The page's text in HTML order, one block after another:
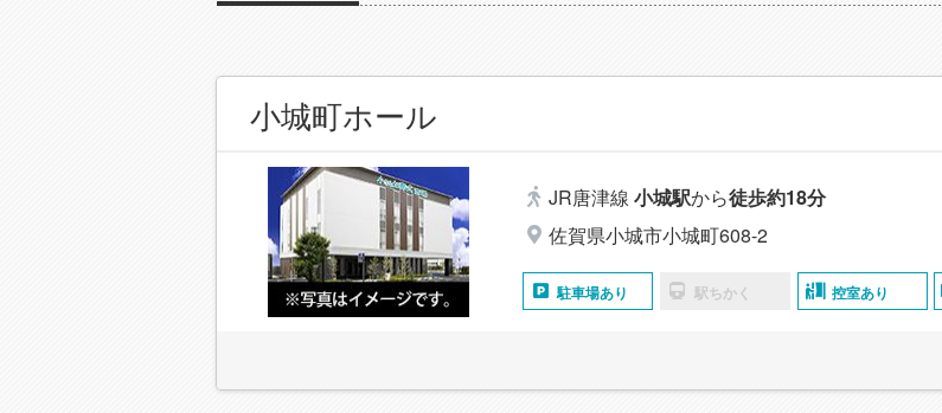
小城町ホール
JR唐津線 小城駅から徒歩約18分
佐賀県小城市小城町608-2
駐車場あり 駅ちかく 控室あり